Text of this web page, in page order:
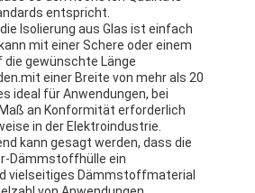
entspricht.
Isolierung aus Glas ist einfach
mit einer Schere oder einem
die gewünschte Länge
einer Breite von mehr als 20
ideal für Anwendungen, bei
an Konformität erforderlich
in der Elektroindustrie.
kann gesagt werden, dass die
Dämmstoffhülle ein
vielseitiges Dämmstoffmaterial